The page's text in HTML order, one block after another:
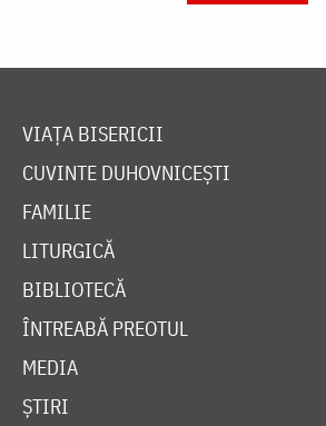
VIAȚA BISERICII
CUVINTE DUHOVNICEȘTI
FAMILIE
LITURGICĂ
BIBLIOTECĂ
ÎNTREABĂ PREOTUL
MEDIA
ȘTIRI